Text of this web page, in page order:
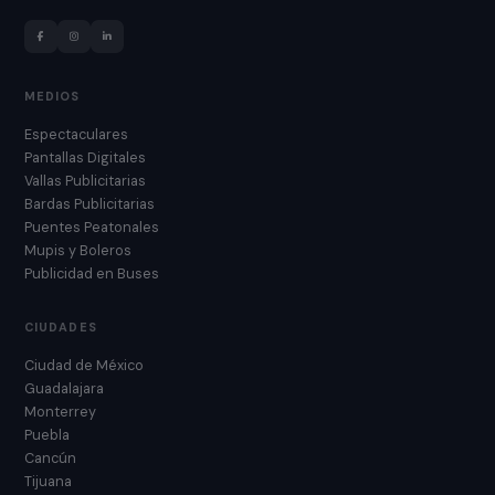
MEDIOS
Espectaculares
Pantallas Digitales
Vallas Publicitarias
Bardas Publicitarias
Puentes Peatonales
Mupis y Boleros
Publicidad en Buses
CIUDADES
Ciudad de México
Guadalajara
Monterrey
Puebla
Cancún
Tijuana